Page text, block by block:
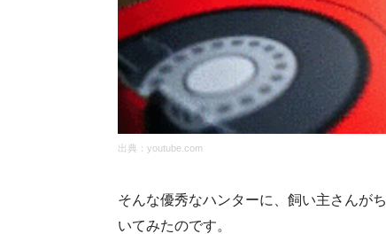
出典： youtube.com
そんな優秀なハンターに、飼い主さんが
いてみたのです。